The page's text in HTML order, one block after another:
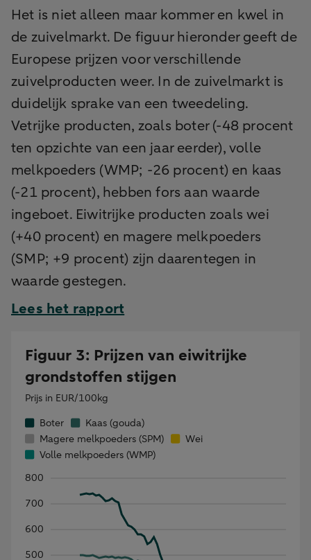
Het is niet alleen maar kommer en kwel in
de zuivelmarkt. De figuur hieronder geeft de
Europese prijzen voor verschillende
zuivelproducten weer. In de zuivelmarkt is
duidelijk sprake van een tweedeling.
Vetrijke producten, zoals boter (-48 procent
ten opzichte van een jaar eerder), volle
melkpoeders (WMP; -26 procent) en kaas
(-21 procent), hebben fors aan waarde
ingeboet. Eiwitrijke producten zoals wei
(+40 procent) en magere melkpoeders
(SMP; +9 procent) zijn daarentegen in
waarde gestegen.
Lees het rapport